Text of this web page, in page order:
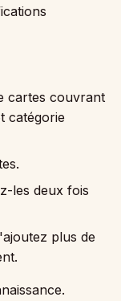
cartes couvrant
catégorie
les deux fois
plus de